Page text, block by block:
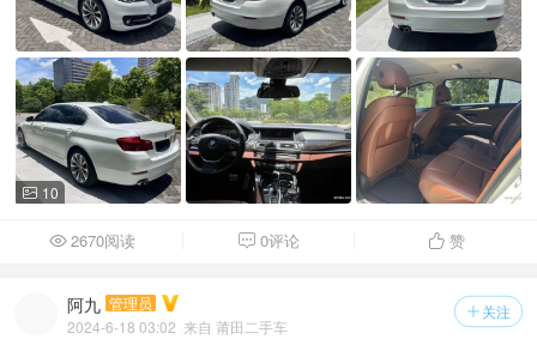
 10
 2670阅读  0评论  赞
 关注
阿九 管理员
2024-6-18 03:02 来自 莆田二手车